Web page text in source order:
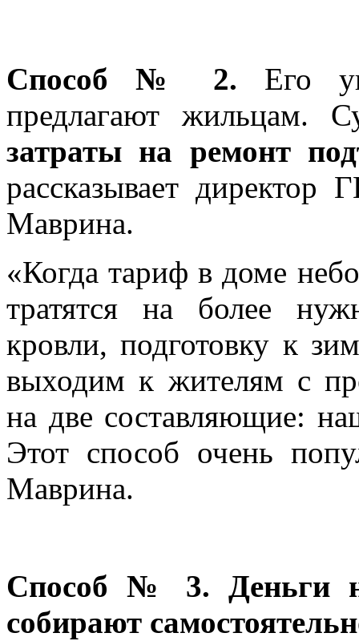
Способ № 2. Его
предлагают жильцам.
затраты на ремонт
рассказывает
Маврина.
«Когда тариф в доме
тратятся на более
кровли, подготовку к
выходим к жителям с
на две составляющие:
Этот способ очень
Маврина.
Способ № 3. Деньги
собирают